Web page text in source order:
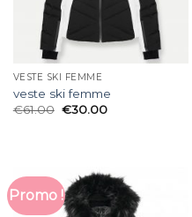
VESTE SKI FEMME
veste ski femme
€61.00 €30.00
Promo !